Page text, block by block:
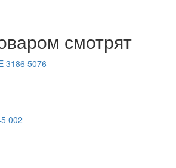
смотрят
3186 5076
002